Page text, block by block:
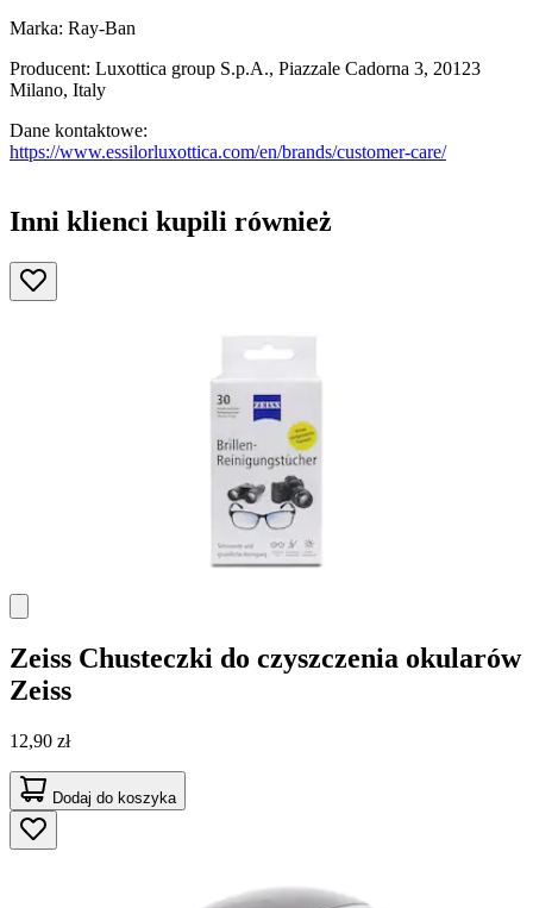
Marka: Ray-Ban
Producent: Luxottica group S.p.A., Piazzale Cadorna 3, 20123
Milano, Italy
Dane kontaktowe:
https://www.essilorluxottica.com/en/brands/customer-care/
Inni klienci kupili również
Zeiss Chusteczki do czyszczenia okularów
Zeiss
12,90 zł
Dodaj do koszyka